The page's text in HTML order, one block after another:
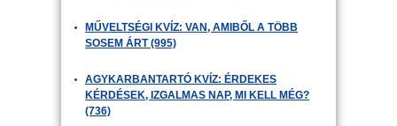
MŰVELTSÉGI KVÍZ: VAN, AMIBŐL A TÖBB
SOSEM ÁRT (995)
AGYKARBANTARTÓ KVÍZ: ÉRDEKES
KÉRDÉSEK, IZGALMAS NAP, MI KELL MÉG?
(736)